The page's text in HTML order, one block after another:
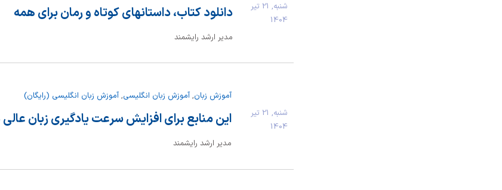
شنبه, 21 تیر
1404
دانلود کتاب، داستانهای کوتاه و رمان برای همه
مدیر ارشد رایشمند
شنبه, 21 تیر
1404
آموزش زبان, آموزش زبان انگلیسی, آموزش زبان انگلیسی (رایگان)
این منابع برای افزایش سرعت یادگیری زبان
مدیر ارشد رایشمند